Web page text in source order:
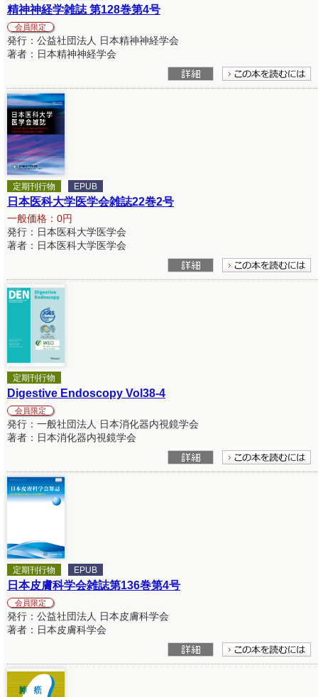
精神神経学雑誌 第128巻第4号
会員限定
発行：公益社団法人 日本精神神経学会
著者：日本精神神経学会
定期刊行物 EPUB
日本医科大学医学会雑誌22巻2号
一般価格：0円
発行：日本医科大学医学会
著者：日本医科大学医学会
定期刊行物
Digestive Endoscopy Vol38-4
会員限定
発行：一般社団法人 日本消化器内視鏡学会
著者：日本消化器内視鏡学会
定期刊行物 EPUB
日本皮膚科学会雑誌第136巻第4号
会員限定
発行：公益社団法人 日本皮膚科学会
著者：日本皮膚科学会